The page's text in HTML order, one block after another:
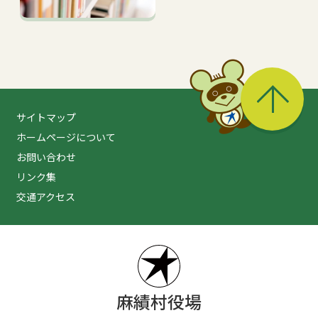
サイトマップ
ホームページについて
お問い合わせ
リンク集
交通アクセス
麻績村役場